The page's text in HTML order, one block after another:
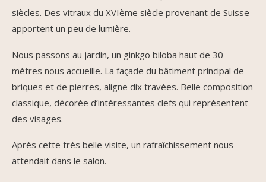
siècles. Des vitraux du XVIème siècle provenant de Suisse
apportent un peu de lumière.
Nous passons au jardin, un ginkgo biloba haut de 30
mètres nous accueille. La façade du bâtiment principal de
briques et de pierres, aligne dix travées. Belle composition
classique, décorée d’intéressantes clefs qui représentent
des visages.
Après cette très belle visite, un rafraîchissement nous
attendait dans le salon.